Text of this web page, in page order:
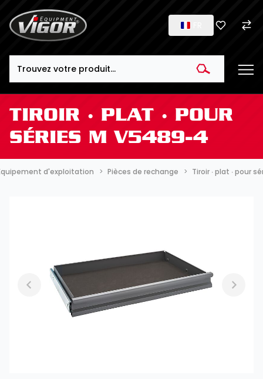
TIROIR ∙ PLAT ∙ POUR
SÉRIES M V5489-4
d'exploitation Pièces de rechange Tiroir ∙ plat ∙ pour